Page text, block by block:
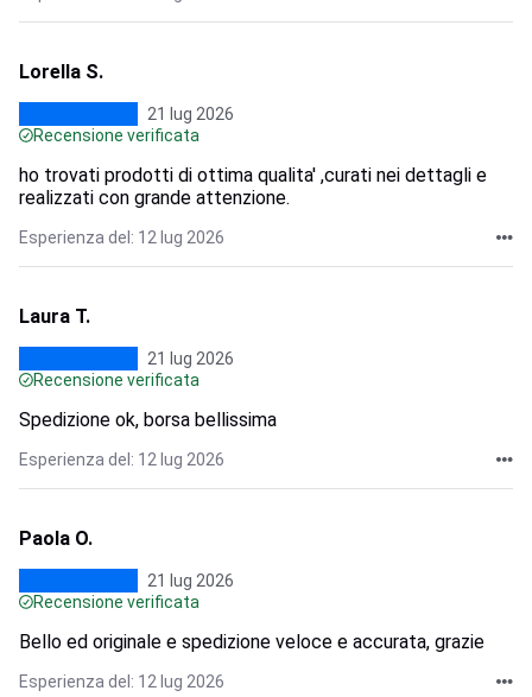
Lorella S.
21 lug 2026
Recensione verificata
ho trovati prodotti di ottima qualita' ,curati nei dettagli e
realizzati con grande attenzione.
Esperienza del: 12 lug 2026
Laura T.
21 lug 2026
Recensione verificata
Spedizione ok, borsa bellissima
Esperienza del: 12 lug 2026
Paola O.
21 lug 2026
Recensione verificata
Bello ed originale e spedizione veloce e accurata, grazie
Esperienza del: 12 lug 2026